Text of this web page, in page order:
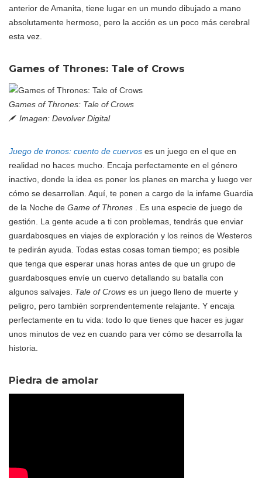
anterior de Amanita, tiene lugar en un mundo dibujado a mano
absolutamente hermoso, pero la acción es un poco más cerebral
esta vez.
Games of Thrones: Tale of Crows
Games of Thrones: Tale of Crows
Imagen: Devolver Digital
Juego de tronos: cuento de cuervos es un juego en el que en
realidad no haces mucho. Encaja perfectamente en el género
inactivo, donde la idea es poner los planes en marcha y luego ver
cómo se desarrollan. Aquí, te ponen a cargo de la infame Guardia
de la Noche de Game of Thrones . Es una especie de juego de
gestión. La gente acude a ti con problemas, tendrás que enviar
guardabosques en viajes de exploración y los reinos de Westeros
te pedirán ayuda. Todas estas cosas toman tiempo; es posible
que tenga que esperar unas horas antes de que un grupo de
guardabosques envíe un cuervo detallando su batalla con
algunos salvajes. Tale of Crows es un juego lleno de muerte y
peligro, pero también sorprendentemente relajante. Y encaja
perfectamente en tu vida: todo lo que tienes que hacer es jugar
unos minutos de vez en cuando para ver cómo se desarrolla la
historia.
Piedra de amolar